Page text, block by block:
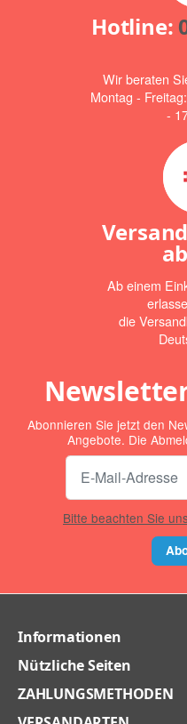
Hotline:
Wir beraten
Montag -
-
Ab einem
die
Abonnieren Sie jetzt den
Angebote. Die
Bitte beachten Sie
Informationen
Nützliche Seiten
ZAHLUNGSMETHODEN